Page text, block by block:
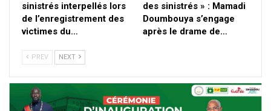
sinistrés interpellés lors
de l’enregistrement des
victimes du…
des sinistrés » : Mamadi
Doumbouya s’engage
après le drame de…
PREV NEXT